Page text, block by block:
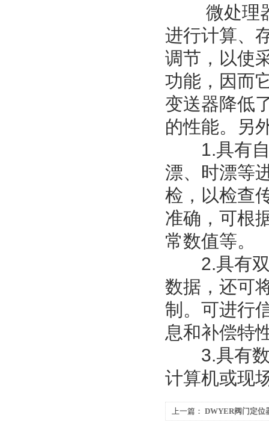
微处理器
进行计算、
调节，以使
功能，因而
变送器降低
的性能。另
1.具有自
漂、时漂等
检，以检查
准确，可根
常数值等。
2.具有双
数据，还可
制。可进行
息和补偿特
3.具有数
计算机或现
上一篇： DWYER阀门定位